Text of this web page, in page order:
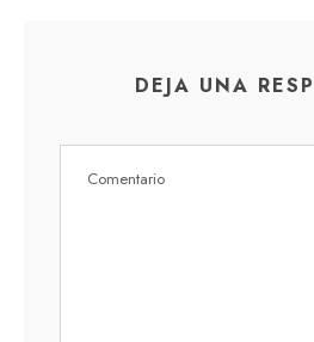
DEJA UNA